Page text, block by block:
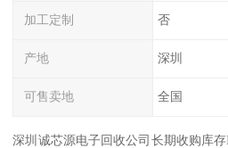
加工定制 否
产地 深圳
可售卖地 全国
深圳诚芯源电子回收公司长期收购库